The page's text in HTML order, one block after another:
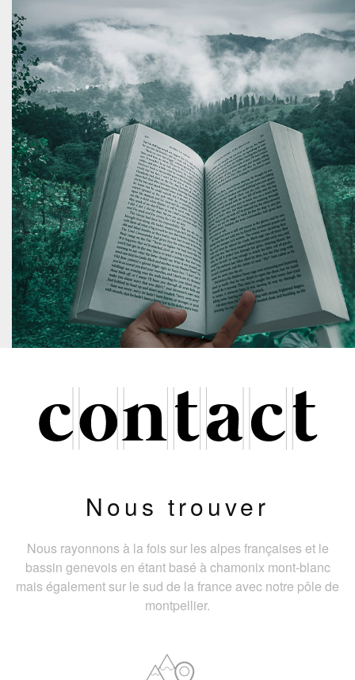
Nous trouver
Nous rayonnons à la fois sur les alpes françaises et le
bassin genevois en étant basé à chamonix mont-blanc
mais également sur le sud de la france avec notre pôle de
montpellier.